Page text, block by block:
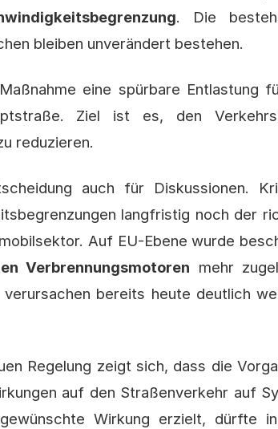
. Die
bleiben unverändert bestehen.
eine spürbare Entlastung
Ziel ist es, den
reduzieren.
auch für Diskussionen.
langfristig noch der
Auf EU-Ebene wurde
Verbrennungsmotoren mehr
bereits heute deutlich
Regelung zeigt sich, dass die
auf den Straßenverkehr auf
Wirkung erzielt, dürfte